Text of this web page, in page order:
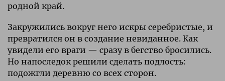
родной край.
Закружились вокруг него искры серебристые, и
превратился он в создание невиданное. Как
увидели его враги — сразу в бегство бросились.
Но напоследок решили сделать подлость:
подожгли деревню со всех сторон.